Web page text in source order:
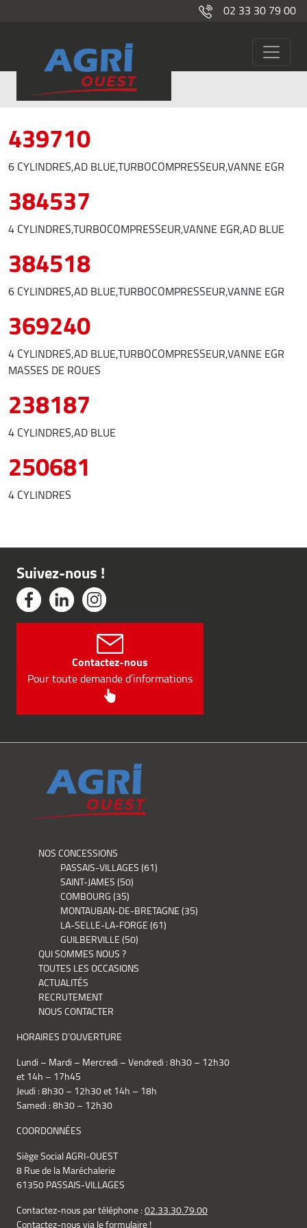
02 33 30 79 00
John Deere
439710
6 CYLINDRES,AD BLUE,TURBOCOMPRESSEUR,VANNE EGR
384537
4 CYLINDRES,TURBOCOMPRESSEUR,VANNE EGR,AD BLUE
384518
6 CYLINDRES,AD BLUE,TURBOCOMPRESSEUR,VANNE EGR
369240
4 CYLINDRES,AD BLUE,TURBOCOMPRESSEUR,VANNE EGR
MASSES DE ROUES
238187
4 CYLINDRES,AD BLUE
250681
4 CYLINDRES
Suivez-nous !
Contactez-nous
Pour toute demande d’informations
NOS CONCESSIONS
PASSAIS-VILLAGES (61)
SAINT-JAMES (50)
COMBOURG (35)
MONTAUBAN-DE-BRETAGNE (35)
LA-SELLE-LA-FORGE (61)
GUILBERVILLE (50)
QUI SOMMES NOUS ?
TOUTES LES OCCASIONS
ACTUALITÉS
RECRUTEMENT
NOUS CONTACTER
HORAIRES D’OUVERTURE
Lundi – Mardi – Mercredi – Vendredi : 8h30 – 12h30
et 14h – 17h45
Jeudi : 8h30 – 12h30 et 14h – 18h
Samedi : 8h30 – 12h30
COORDONNÉES
Siège Social AGRI-OUEST
8 Rue de la Maréchalerie
61350 PASSAIS-VILLAGES
Contactez-nous par téléphone : 02.33.30.79.00
Contactez-nous via le formulaire !